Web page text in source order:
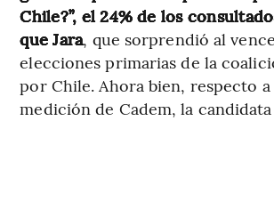
Chile?”, el 24% de los
que Jara, que sorprendió al
elecciones primarias de la
por Chile. Ahora bien, respecto
medición de Cadem, la